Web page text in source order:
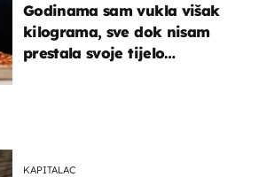
KAPITALAC
Godinama sam vukla višak
kilograma, sve dok nisam
prestala svoje tijelo